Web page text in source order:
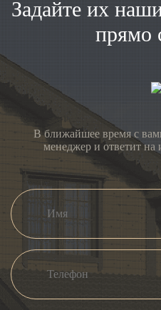
Задайте их
прямо
В ближайшее время с
менеджер и ответит